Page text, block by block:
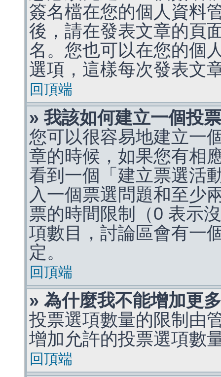
簽名檔在您的個人資料
後，請在發表文章的頁
名。您也可以在您的個
選項，這樣每次發表文
回頂端
» 我該如何建立一個投
您可以很容易地建立一
章的時候，如果您有相
看到一個「建立票選活
入一個票選問題和至少
票的時間限制（0 表示
項數目，討論區會有一
定。
回頂端
» 為什麼我不能增加更
投票選項數量的限制由
增加允許的投票選項數
回頂端